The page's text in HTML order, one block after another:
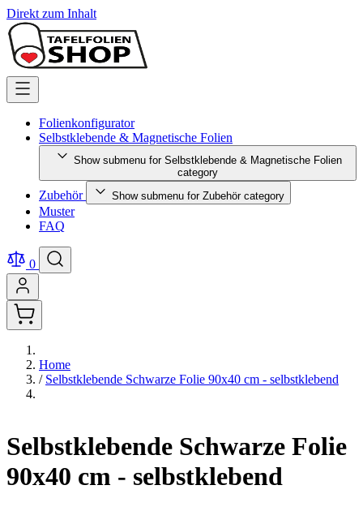
Direkt zum Inhalt
Folienkonfigurator
Selbstklebende & Magnetische Folien
Show submenu for Selbstklebende & Magnetische Folien
category
Zubehör Show submenu for Zubehör category
Muster
FAQ
0
Home
/ Selbstklebende Schwarze Folie 90x40 cm - selbstklebend
Selbstklebende Schwarze Folie
90x40 cm - selbstklebend